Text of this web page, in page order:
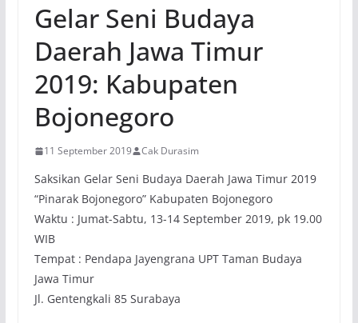
Gelar Seni Budaya
Daerah Jawa Timur
2019: Kabupaten
Bojonegoro
11 September 2019 Cak Durasim
Saksikan Gelar Seni Budaya Daerah Jawa Timur 2019
“Pinarak Bojonegoro” Kabupaten Bojonegoro
Waktu : Jumat-Sabtu, 13-14 September 2019, pk 19.00
WIB
Tempat : Pendapa Jayengrana UPT Taman Budaya
Jawa Timur
Jl. Gentengkali 85 Surabaya